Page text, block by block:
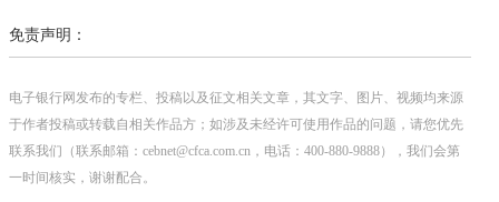
免责声明：
电子银行网发布的专栏、投稿以及征文相关文章，其文字、图片、视频均来源
于作者投稿或转载自相关作品方；如涉及未经许可使用作品的问题，请您优先
联系我们（联系邮箱：cebnet@cfca.com.cn，电话：400-880-9888），我们会第
一时间核实，谢谢配合。